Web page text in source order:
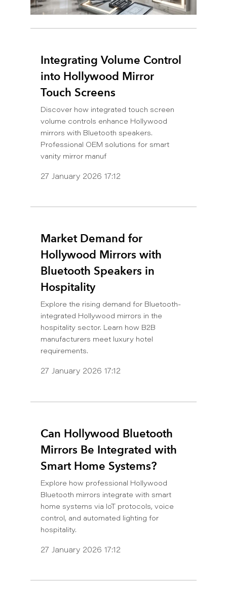
Integrating Volume Control
into Hollywood Mirror
Touch Screens
Discover how integrated touch screen
volume controls enhance Hollywood
mirrors with Bluetooth speakers.
Professional OEM solutions for smart
vanity mirror manuf
27 January 2026 17:12
Market Demand for
Hollywood Mirrors with
Bluetooth Speakers in
Hospitality
Explore the rising demand for Bluetooth-
integrated Hollywood mirrors in the
hospitality sector. Learn how B2B
manufacturers meet luxury hotel
requirements.
27 January 2026 17:12
Can Hollywood Bluetooth
Mirrors Be Integrated with
Smart Home Systems?
Explore how professional Hollywood
Bluetooth mirrors integrate with smart
home systems via IoT protocols, voice
control, and automated lighting for
hospitality.
27 January 2026 17:12